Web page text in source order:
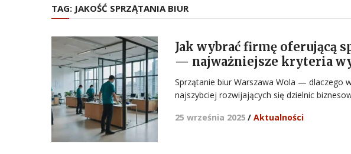
TAG: JAKOŚĆ SPRZĄTANIA BIUR
Jak wybrać firmę oferującą
— najważniejsze kryteria
Sprzątanie biur Warszawa Wola — dlaczego
najszybciej rozwijających się dzielnic
25 września 2025 / Aktualności